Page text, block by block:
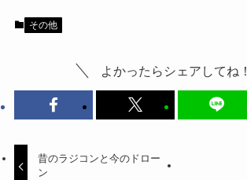
その他
よかったらシェアしてね！
昔のラジコンと今のドロー
ン